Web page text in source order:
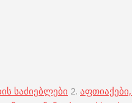
საძიებლები 2.